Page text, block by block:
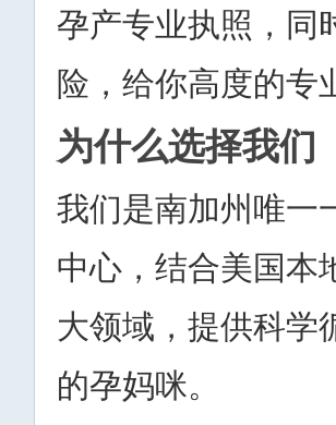
孕产专业执照，同
险，给你高度的专
为什么选择我们
我们是南加州唯一
中心，结合美国本
大领域，提供科学
的孕妈咪。